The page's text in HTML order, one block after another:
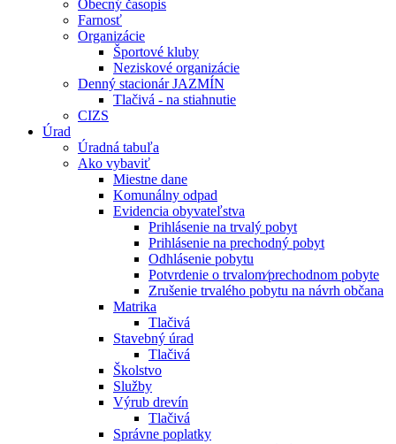
Obecný časopis
Farnosť
Organizácie
Športové kluby
Neziskové organizácie
Denný stacionár JAZMÍN
Tlačivá - na stiahnutie
CIZS
Úrad
Úradná tabuľa
Ako vybaviť
Miestne dane
Komunálny odpad
Evidencia obyvateľstva
Prihlásenie na trvalý pobyt
Prihlásenie na prechodný pobyt
Odhlásenie pobytu
Potvrdenie o trvalom⁄prechodnom pobyte
Zrušenie trvalého pobytu na návrh občana
Matrika
Tlačivá
Stavebný úrad
Tlačivá
Školstvo
Služby
Výrub drevín
Tlačivá
Správne poplatky